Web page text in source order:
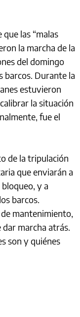
las “malas
la marcha de la
del domingo
barcos. Durante la
estuvieron
la situación
fue el
de la tripulación
que enviarán a
y a
barcos.
mantenimiento,
dar marcha atrás.
son y quiénes